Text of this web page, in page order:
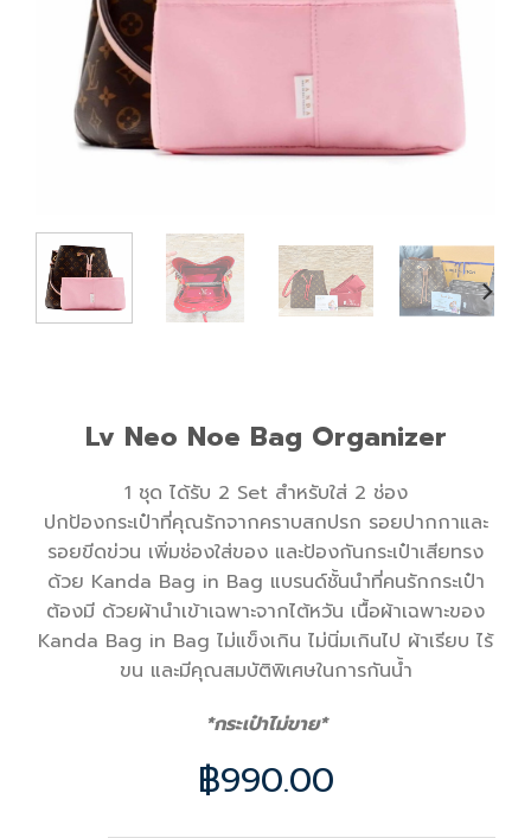
Lv Neo Noe Bag Organizer
1 ชุด ได้รับ 2 Set สำหรับใส่ 2 ช่อง
ปกป้องกระเป๋าที่คุณรักจากคราบสกปรก รอยปากกาและ
รอยขีดข่วน เพิ่มช่องใส่ของ และป้องกันกระเป๋าเสียทรง
ด้วย Kanda Bag in Bag แบรนด์ชั้นนำที่คนรักกระเป๋า
ต้องมี ด้วยผ้านำเข้าเฉพาะจากไต้หวัน เนื้อผ้าเฉพาะของ
Kanda Bag in Bag ไม่แข็งเกิน ไม่นิ่มเกินไป ผ้าเรียบ ไร้
ขน และมีคุณสมบัติพิเศษในการกันน้ำ
*กระเป๋าไม่ขาย*
฿990.00